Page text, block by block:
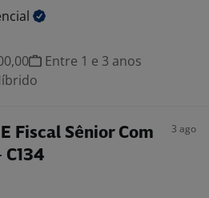
Entre 1 e 3 anos
Fiscal Sênior Com
C134
3 ago